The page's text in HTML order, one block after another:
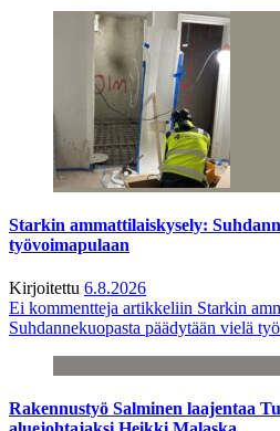
Starkin ammattilaiskysely:
työvoimapulaan
Kirjoitettu 6.8.2026
Ei kommentteja artikkeliin Starkin
Suhdannekuopasta päädytään vielä
Rakennustyö Salminen laajentaa